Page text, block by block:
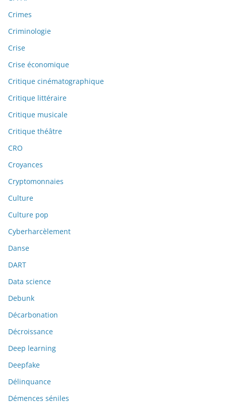
Crimes
Criminologie
Crise
Crise économique
Critique cinématographique
Critique littéraire
Critique musicale
Critique théâtre
CRO
Croyances
Cryptomonnaies
Culture
Culture pop
Cyberharcèlement
Danse
DART
Data science
Debunk
Décarbonation
Décroissance
Deep learning
Deepfake
Délinquance
Démences séniles